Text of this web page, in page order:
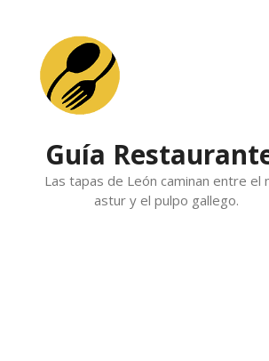
content
Guía
Las tapas de León caminan entre el
astur y el pulpo gallego.